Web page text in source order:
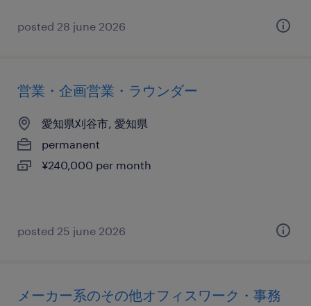
posted 28 june 2026
営業・企画営業・ラウンダー
愛知県刈谷市, 愛知県
permanent
¥240,000 per month
posted 25 june 2026
メーカー系のその他オフィスワーク・事務